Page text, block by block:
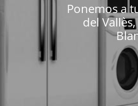
Ponemos a
del